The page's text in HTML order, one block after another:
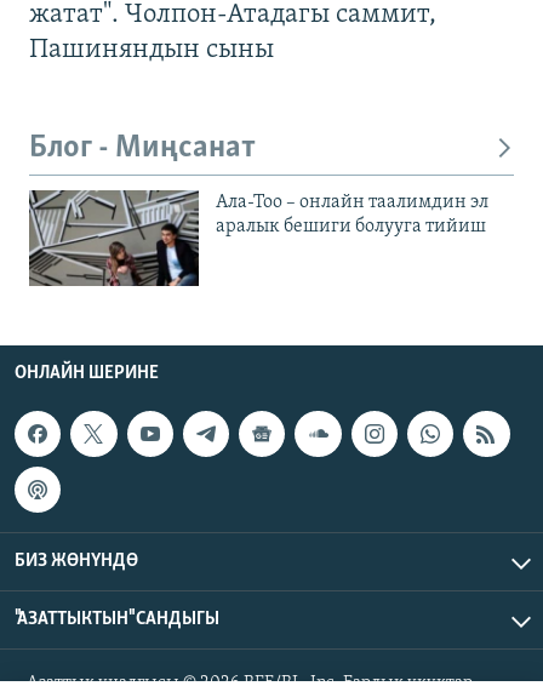
жатат". Чолпон-Атадагы саммит,
Пашиняндын сыны
Блог - Миңсанат
Ала-Тоо – онлайн таалимдин эл
аралык бешиги болууга тийиш
ОНЛАЙН ШЕРИНЕ
БИЗ ЖӨНҮНДӨ
"АЗАТТЫКТЫН" САНДЫГЫ